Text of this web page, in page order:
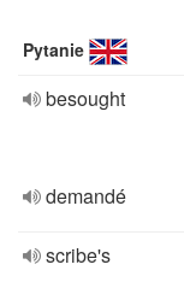
Pytanie
besought
demandé
scribe's